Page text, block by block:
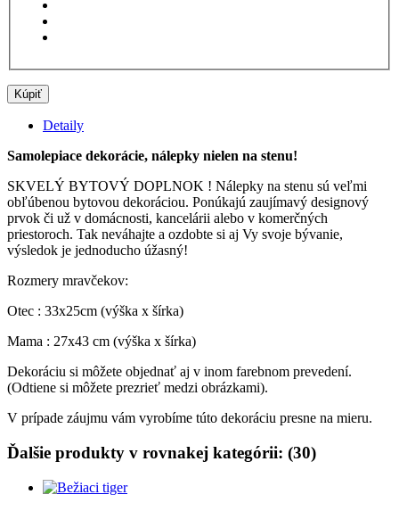
Kúpiť
Detaily
Samolepiace dekorácie, nálepky nielen na stenu!
SKVELÝ BYTOVÝ DOPLNOK ! Nálepky na stenu sú veľmi
obľúbenou bytovou dekoráciou. Ponúkajú zaujímavý designový
prvok či už v domácnosti, kancelárii alebo v komerčných
priestoroch. Tak neváhajte a ozdobte si aj Vy svoje bývanie,
výsledok je jednoducho úžasný!
Rozmery mravčekov:
Otec : 33x25cm (výška x šírka)
Mama : 27x43 cm (výška x šírka)
Dekoráciu si môžete objednať aj v inom farebnom prevedení.
(Odtiene si môžete prezrieť medzi obrázkami).
V prípade záujmu vám vyrobíme túto dekoráciu presne na mieru.
Ďalšie produkty v rovnakej kategórii: (30)